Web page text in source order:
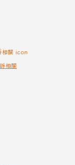
相關